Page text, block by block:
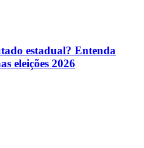
estadual? Entenda
eleições 2026